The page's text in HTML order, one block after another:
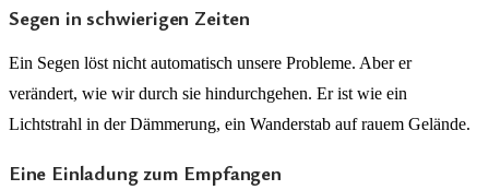
Segen in schwierigen Zeiten
Ein Segen löst nicht automatisch unsere Probleme. Aber er
verändert, wie wir durch sie hindurchgehen. Er ist wie ein
Lichtstrahl in der Dämmerung, ein Wanderstab auf rauem Gelände.
Eine Einladung zum Empfangen